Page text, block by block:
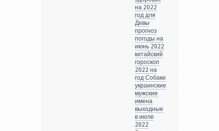
на 2022
год для
Девы
прогноз
погоды на
июнь 2022
китайский
гороскоп
2022 на
год Собаки
украинские
мужские
имена
выходные
в июле
2022